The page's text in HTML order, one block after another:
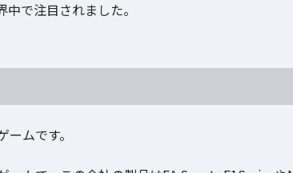
で注目されました。
ムです。